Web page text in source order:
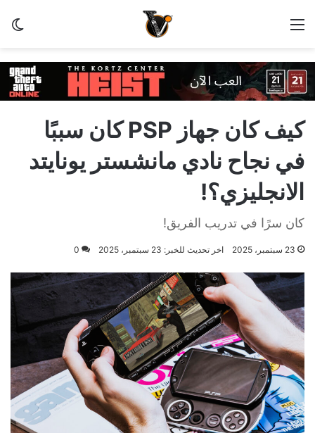
القائمة
كيف كان جهاز PSP كان سببًا
في نجاح نادي مانشستر يونايتد
الانجليزي؟!
كان سرًا في تدريب الفريق!
23 سبتمبر، 2025 اخر تحديث للخبر: 23 سبتمبر، 2025 0